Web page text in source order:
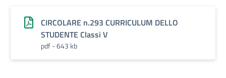
CIRCOLARE n.293 CURRICULUM DELLO
STUDENTE Classi V
pdf - 643 kb